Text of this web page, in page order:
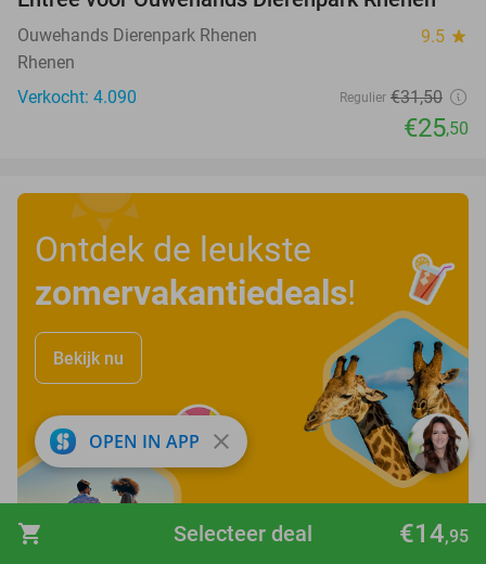
shopping_cart €14,95
Selecteer deal
Ouwehands Dierenpark Rhenen 9.5 star
Rhenen
Verkocht: 4.090
Regulier €31,50
€25,50
Ontdek de leukste
zomervakantiedeals!
Bekijk nu
OPEN IN APP close